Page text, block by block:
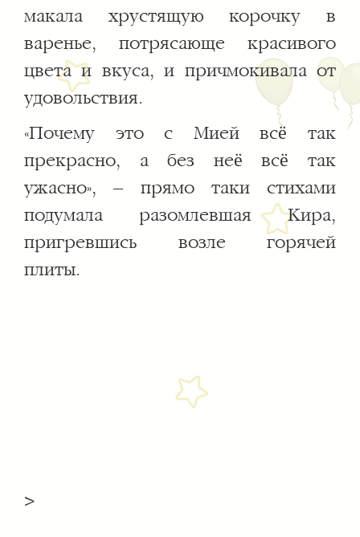
макала хрустящую корочку в
варенье, потрясающе красивого
цвета и вкуса, и причмокивала от
удовольствия.
«Почему это с Мией всё так
прекрасно, а без неё всё так
ужасно», – прямо таки стихами
подумала разомлевшая Кира,
пригревшись возле горячей
плиты.
>